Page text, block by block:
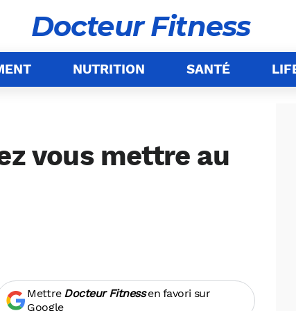
Docteur Fitness
NUTRITION SANTÉ
vous mettre au
Mettre Docteur Fitnessen favori sur
Google